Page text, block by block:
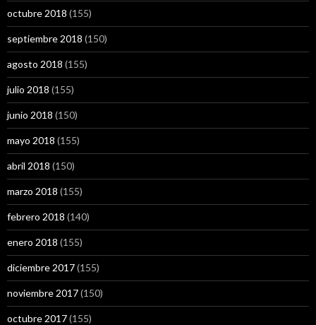
octubre 2018 (155)
septiembre 2018 (150)
agosto 2018 (155)
julio 2018 (155)
junio 2018 (150)
mayo 2018 (155)
abril 2018 (150)
marzo 2018 (155)
febrero 2018 (140)
enero 2018 (155)
diciembre 2017(155)
noviembre 2017(150)
octubre 2017(155)